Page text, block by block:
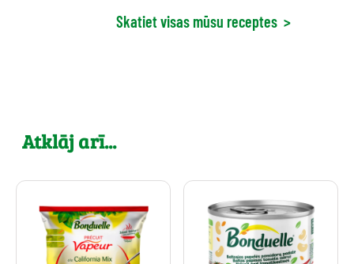
Skatiet visas mūsu receptes >
Atklāj arī...